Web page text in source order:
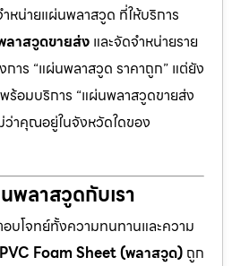
ำหน่ายแผ่นพลาสวูด ที่ให้บริการ
ลาสวูดขายส่ง และจัดจำหน่ายราย
การ “แผ่นพลาสวูด ราคาถูก” แต่ยัง
อมบริการ “แผ่นพลาสวูดขายส่ง
าคุณอยู่ในจังหวัดใดของ
พลาสวูดกับเรา
บโจทย์ทั้งความทนทานและความ
Foam Sheet (พลาสวูด) ถูก